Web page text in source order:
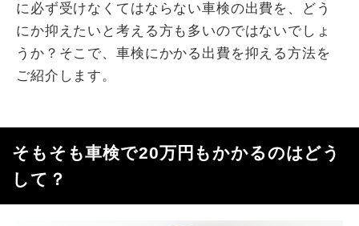
に必ず受けなくてはならない車検の出費を、どう
にか抑えたいと考える方も多いのではないでしょ
うか？そこで、車検にかかる出費を抑える方法を
ご紹介します。
そもそも車検で20万円もかかるのはどう
して？